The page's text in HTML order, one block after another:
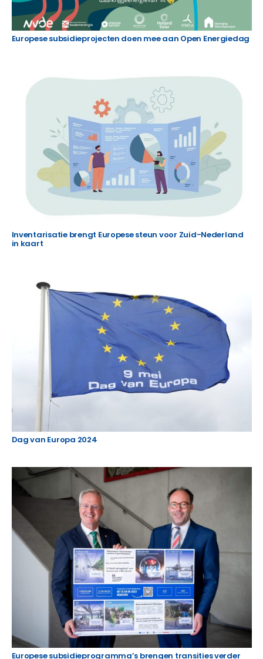
Europese subsidieprojecten doen mee aan Open Energiedag
Inventarisatie brengt Europese steun voor Zuid-Nederland
in kaart
Dag van Europa 2024
Europese subsidieprogramma’s brengen transities verder